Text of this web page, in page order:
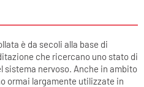
è da secoli alla base di
che ricercano uno stato di
sistema nervoso. Anche in ambito
ormai largamente utilizzate in